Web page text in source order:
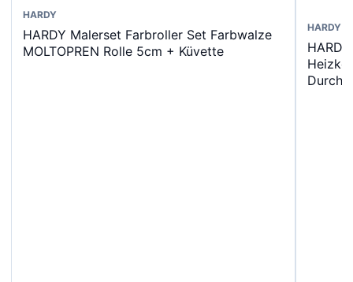
HARDY
HARDY Malerset Farbroller Set Farbwalze
MOLTOPREN Rolle 5cm + Küvette
HARDY